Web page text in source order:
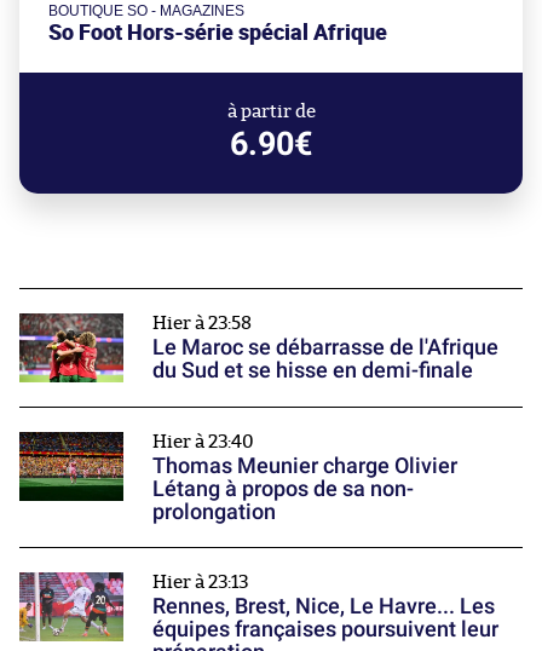
BOUTIQUE SO - MAGAZINES
So Foot Hors-série spécial Afrique
à partir de
6.90€
Hier à 23:58
Le Maroc se débarrasse de l'Afrique
du Sud et se hisse en demi-finale
Hier à 23:40
Thomas Meunier charge Olivier
Létang à propos de sa non-
prolongation
Hier à 23:13
Rennes, Brest, Nice, Le Havre... Les
équipes françaises poursuivent leur